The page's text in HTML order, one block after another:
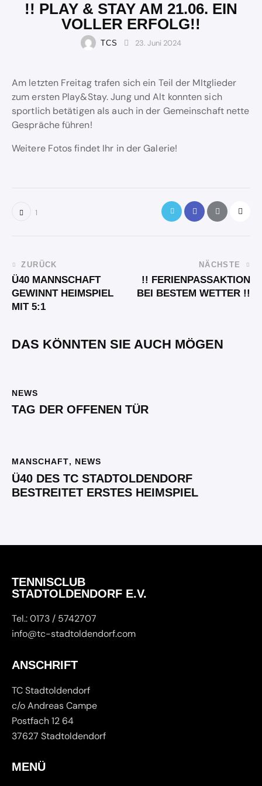
!! PLAY & STAY AM 21.06. EIN
VOLLER ERFOLG!!
TCS 23. Juni 2024
Am letzten Freitag trafen sich ein Teil der MItglieder
zum ersten Play&Stay. Jung und Alt konnten sich
sportlich betätigen als auch in der Gemeinschaft nette
Gespräche führen!
Weitere Fotos findet Ihr in der Galerie!
1
ZURÜCK
Ü40 MANNSCHAFT
GEWINNT HEIMSPIEL
MIT 5:1
NÄCHSTE
!! FERIENPASSAKTION
BEI BESTEM WETTER !!
DAS KÖNNTEN SIE AUCH MÖGEN
NEWS
TAG DER OFFENEN TÜR
MANSCHAFT, NEWS
Ü40 DES TC STADTOLDENDORF
BESTREITET ERSTES HEIMSPIEL
TENNISCLUB
STADTOLDENDORF E.V.
Tel.: 0173 / 5742707
info@tc-stadtoldendorf.com
ANSCHRIFT
TC Stadtoldendorf
c/o Andreas Campe
Postfach 12 64
37627 Stadtoldendorf
MENÜ